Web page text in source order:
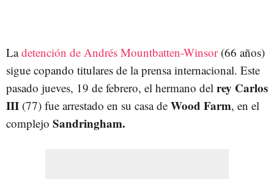
Ladetención de Andrés Mountbatten-Winsor(66 años)
sigue copando titulares de la prensa internacional. Este
pasado jueves, 19 de febrero, el hermano del rey Carlos
III (77) fue arrestado en su casa de Wood Farm, en el
complejo Sandringham.